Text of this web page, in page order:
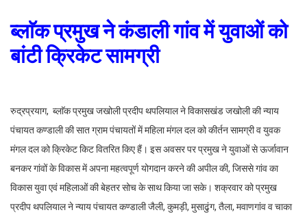
ब्लाॅक प्रमुख ने कंडाली गांव में युवाओं को
बांटी क्रिकेट सामग्री
रुद्रप्रयाग, ब्लाॅक प्रमुख जखोली प्रदीप थपलियाल ने विकासखंड जखोली की न्याय
पंचायत कण्डाली की सात ग्राम पंचायतों में महिला मंगल दल को कीर्तन सामग्री व युवक
मंगल दल को क्रिकेट किट वितरित किए हैं। इस अवसर पर प्रमुख ने युवाओं से ऊर्जावान
बनकर गांवों के विकास में अपना महत्वपूर्ण योगदान करने की अपील की, जिससे गांव का
विकास युवा एवं महिलाओं की बेहतर सोच के साथ किया जा सके। शक्रवार को प्रमुख
प्रदीप थपलियाल ने न्याय पंचायत कण्डाली जैली, कुमड़ी, मुसाढुंग, तैला, मवाणगांव व चाका